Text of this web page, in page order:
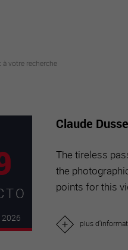
votre recherche
2026
Claude
The tireless
the
points for this
plus